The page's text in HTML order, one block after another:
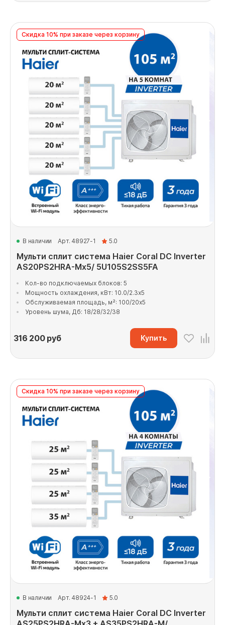
Скидка 10% при заказе через корзину
В наличии Арт. 48927-1 5.0
Мульти сплит система Haier Coral DC Inverter
AS20PS2HRA-Mx5/ 5U105S2SS5FA
Кол-во подключаемых блоков: 5
Мощность охлаждения, кВт: 10.0/2.3x5
Обслуживаемая площадь, м²: 100/20x5
Уровень шума, Дб: 18/28/32/38
316 200руб Купить
Скидка 10% при заказе через корзину
В наличии Арт. 48924-1 5.0
Мульти сплит система Haier Coral DC Inverter